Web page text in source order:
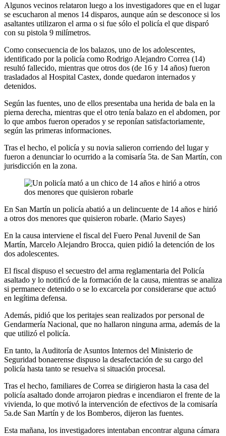
Algunos vecinos relataron luego a los investigadores que en el lugar
se escucharon al menos 14 disparos, aunque aún se desconoce si los
asaltantes utilizaron el arma o si fue sólo el policía el que disparó
con su pistola 9 milímetros.
Como consecuencia de los balazos, uno de los adolescentes,
identificado por la policía como Rodrigo Alejandro Correa (14)
resultó fallecido, mientras que otros dos (de 16 y 14 años) fueron
trasladados al Hospital Castex, donde quedaron internados y
detenidos.
Según las fuentes, uno de ellos presentaba una herida de bala en la
pierna derecha, mientras que el otro tenía balazo en el abdomen, por
lo que ambos fueron operados y se reponían satisfactoriamente,
según las primeras informaciones.
Tras el hecho, el policía y su novia salieron corriendo del lugar y
fueron a denunciar lo ocurrido a la comisaría 5ta. de San Martín, con
jurisdicción en la zona.
En San Martín un policía abatió a un delincuente de 14 años e hirió
a otros dos menores que quisieron robarle. (Mario Sayes)
En la causa interviene el fiscal del Fuero Penal Juvenil de San
Martín, Marcelo Alejandro Brocca, quien pidió la detención de los
dos adolescentes.
El fiscal dispuso el secuestro del arma reglamentaria del Policía
asaltado y lo notificó de la formación de la causa, mientras se analiza
si permanece detenido o se lo excarcela por considerarse que actuó
en legítima defensa.
Además, pidió que los peritajes sean realizados por personal de
Gendarmería Nacional, que no hallaron ninguna arma, además de la
que utilizó el policía.
En tanto, la Auditoría de Asuntos Internos del Ministerio de
Seguridad bonaerense dispuso la desafectación de su cargo del
policía hasta tanto se resuelva si situación procesal.
Tras el hecho, familiares de Correa se dirigieron hasta la casa del
policía asaltado donde arrojaron piedras e incendiaron el frente de la
vivienda, lo que motivó la intervención de efectivos de la comisaría
5a.de San Martín y de los Bomberos, dijeron las fuentes.
Esta mañana, los investigadores intentaban encontrar alguna cámara